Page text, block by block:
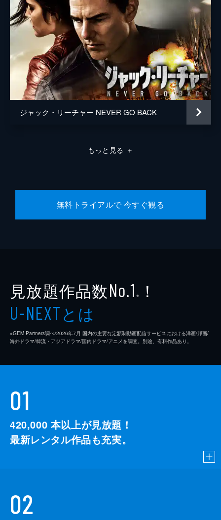
ジャック・リーチャー NEVER GO BACK
もっと見る ＋
無料トライアルで 今すぐ観る
見放題作品数No.1 ※ ！
U-NEXTとは
※GEM Partners調べ/2026年7⽉ 国内の主要な定額制動画配信サービスにおける洋画/邦画/
海外ドラマ/韓流・アジアドラマ/国内ドラマ/アニメを調査。別途、有料作品あり。
01
420,000 本以上が見放題！
最新レンタル作品も充実。
02